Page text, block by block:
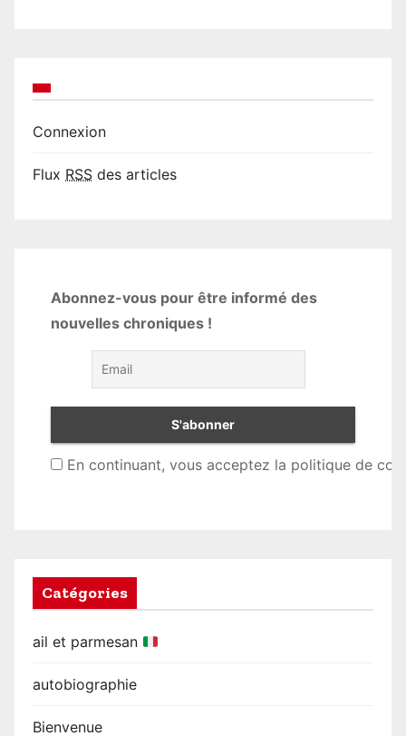
Connexion
Flux RSS des articles
Abonnez-vous pour être informé des
nouvelles chroniques !
En continuant, vous acceptez la politique de
Catégories
ail et parmesan
autobiographie
Bienvenue